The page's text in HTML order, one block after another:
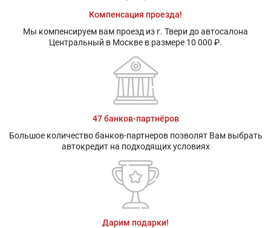
Компенсация проезда!
Мы компенсируем вам проезд из г. Твери до автосалона
Центральный в Москве в размере 10 000 ₽.
47 банков-партнёров
Большое количество банков-партнеров позволят Вам выбрать
автокредит на подходящих условиях
Дарим подарки!